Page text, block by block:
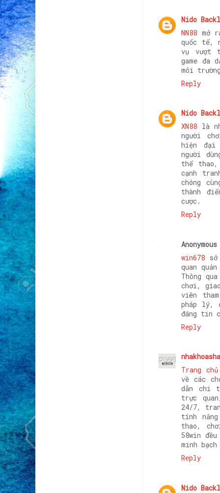
Nido
NN88 mở
quốc tế,
vụ vượt
game đa
môi
Reply
Nido
XN88 là
người
hiện đại
người
thể
cạnh
chóng
thành
cược.
Reply
Anonymous
win678
quan
Thông
chơi,
viên
pháp lý,
đáng tin
Reply
Trang
về các
dẫn chi
trực
24/7,
tính
thao,
58win
minh
Reply
Nido